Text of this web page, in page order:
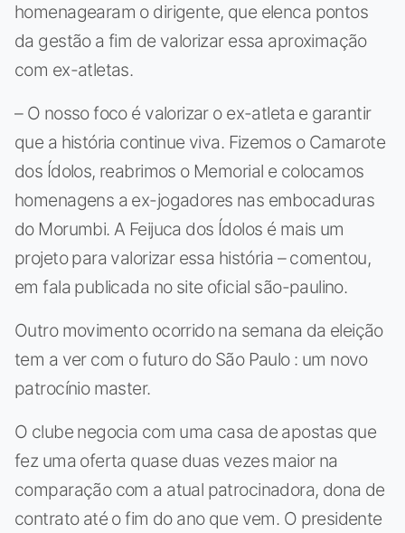
homenagearam o dirigente, que elenca pontos
da gestão a fim de valorizar essa aproximação
com ex-atletas.
– O nosso foco é valorizar o ex-atleta e garantir
que a história continue viva. Fizemos o Camarote
dos Ídolos, reabrimos o Memorial e colocamos
homenagens a ex-jogadores nas embocaduras
do Morumbi. A Feijuca dos Ídolos é mais um
projeto para valorizar essa história – comentou,
em fala publicada no site oficial são-paulino.
Outro movimento ocorrido na semana da eleição
tem a ver com o futuro do São Paulo : um novo
patrocínio master.
O clube negocia com uma casa de apostas que
fez uma oferta quase duas vezes maior na
comparação com a atual patrocinadora, dona de
contrato até o fim do ano que vem. O presidente